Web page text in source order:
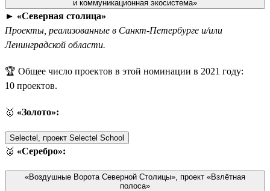
и коммуникационная экосистема»
► «Северная столица»
Проекты, реализованные в Санкт-Петербурге и/или
Ленинградской области.
🏆 Общее число проектов в этой номинации в 2021 году:
10 проектов.
🥇 «Золото»:
Selectel, проект Selectel School
🥈 «Серебро»:
«Воздушные Ворота Северной Столицы», проект «Взлётная
полоса»